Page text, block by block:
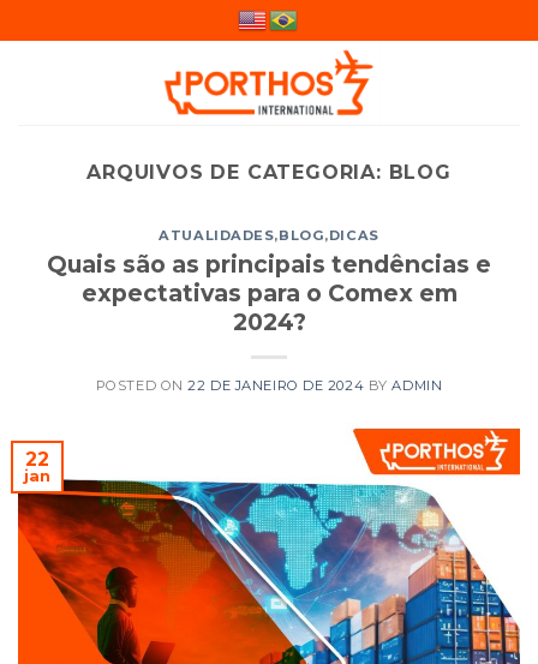
to
ARQUIVOS DE CATEGORIA: BLOG
ATUALIDADES,BLOG,DICAS
Quais são as principais tendências e
expectativas para o Comex em
2024?
POSTED ON22 DE JANEIRO DE 2024 BYADMIN
22
jan